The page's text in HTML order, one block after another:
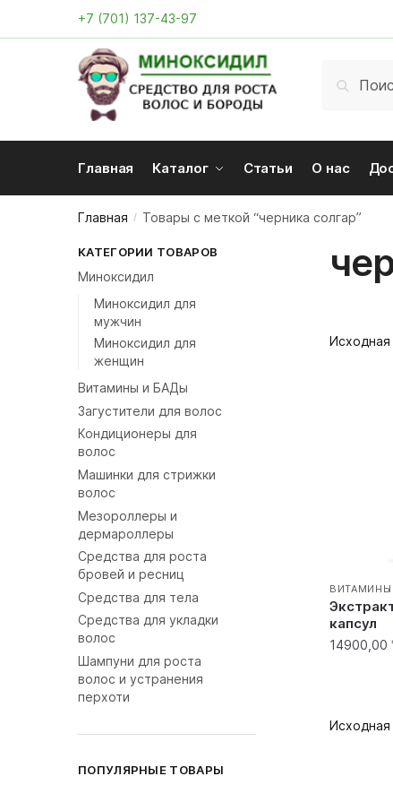
+7 (701) 137-43-97
Поиск
Главная Каталог Статьи О нас
Главная / Товары с меткой “черника солгар”
капсул
14900,00
КАТЕГОРИИ ТОВАРОВ
Миноксидил
Миноксидил для
мужчин
Миноксидил для
женщин
Витамины и БАДы
Загустители для волос
Кондиционеры для
волос
Машинки для стрижки
волос
Мезороллеры и
дермароллеры
Средства для роста
бровей и ресниц
Средства для тела
Средства для укладки
волос
Шампуни для роста
волос и устранения
перхоти
ПОПУЛЯРНЫЕ ТОВАРЫ